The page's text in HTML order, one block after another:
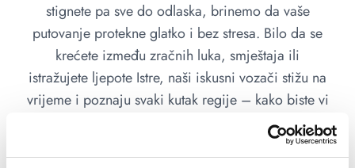
stignete pa sve do odlaska, brinemo da vaše
putovanje protekne glatko i bez stresa. Bilo da se
krećete između zračnih luka, smještaja ili
istražujete ljepote Istre, naši iskusni vozači stižu na
vrijeme i poznaju svaki kutak regije – kako biste vi
mogli bezbrižno uživati u svakom trenutku svog